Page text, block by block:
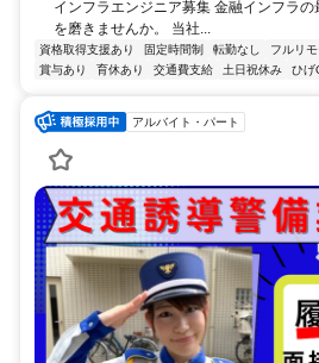
インフラエンジニア募集 金融インフラ
を磨きませんか。 当社...
資格取得支援あり 固定時間制 転勤なし フルリモ
賞与あり
育休あり 交通費支給 土日祝休み ひげ
アルバイト・パート